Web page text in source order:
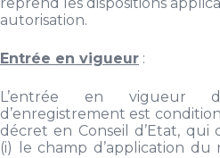
autorisation.
Entrée en vigueur :
L’entrée en vigueur
d’enregistrement est
décret en Conseil d’Etat,
(i) le champ d’application du